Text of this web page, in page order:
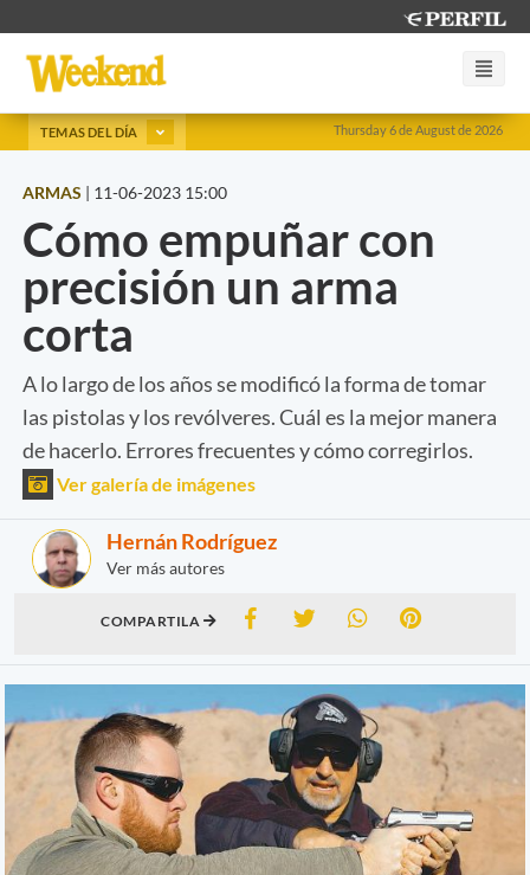
Thursday 6 de August de 2026
TEMAS DEL DÍA
ARMAS | 11-06-2023 15:00
Cómo empuñar con
precisión un arma
corta
A lo largo de los años se modificó la forma de tomar
las pistolas y los revólveres. Cuál es la mejor manera
de hacerlo. Errores frecuentes y cómo corregirlos.
Ver galería de imágenes
Hernán Rodríguez
Ver más autores
COMPARTILA